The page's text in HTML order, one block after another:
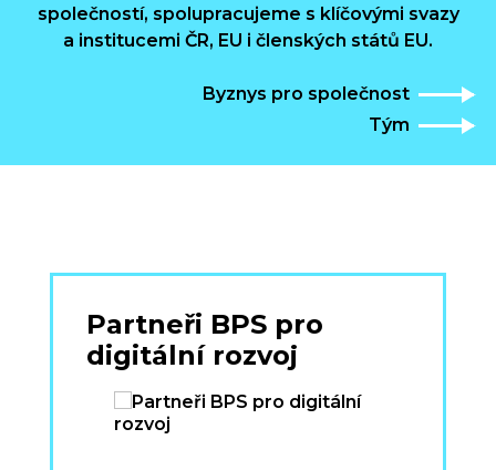
společností, spolupracujeme s klíčovými svazy
a institucemi ČR, EU i členských států EU.
Byznys pro společnost
Tým
Partneři BPS pro
digitální rozvoj